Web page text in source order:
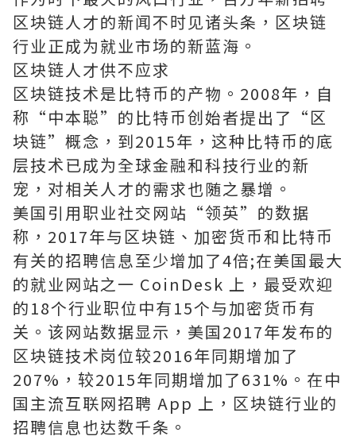
区块链人才的新闻不时见诸头条，区块链
行业正成为就业市场的新蓝海。
区块链人才供不应求
区块链技术是比特币的产物。2008年，自
称“中本聪”的比特币创始者提出了“区
块链”概念，到2015年，这种比特币的底
层技术已成为全球金融和科技行业的新
宠，对相关人才的需求也随之暴增。
美国引用职业社交网站“领英”的数据
称，2017年与区块链、加密货币和比特币
有关的招聘信息至少增加了4倍;在美国最大
的就业网站之一 CoinDesk 上，最受欢迎
的18个行业职位中有15个与加密货币有
关。该网站数据显示，美国2017年发布的
区块链技术岗位较2016年同期增加了
207%，较2015年同期增加了631%。在中
国主流互联网招聘 App 上，区块链行业的
招聘信息也达数千条。